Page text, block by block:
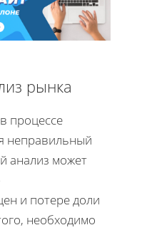
рынка
в процессе
неправильный
анализ может
и потере доли
необходимо